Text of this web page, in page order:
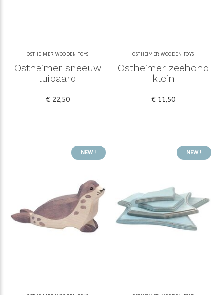
OSTHEIMER WOODEN TOYS
Ostheimer sneeuw
luipaard
€ 22,50
OSTHEIMER WOODEN TOYS
Ostheimer zeehond
klein
€ 11,50
NEW ! NEW !